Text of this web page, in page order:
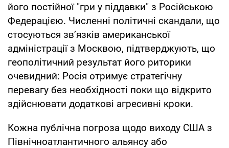
його постійної "гри у піддавки" з Російською
Федерацією. Численні політичні скандали, що
стосуються зв’язків американської
адміністрації з Москвою, підтверджують, що
геополітичний результат його риторики
очевидний: Росія отримує стратегічну
перевагу без необхідності поки що відкрито
здійснювати додаткові агресивні кроки.
Кожна публічна погроза щодо виходу США з
Північноатлантичного альянсу або